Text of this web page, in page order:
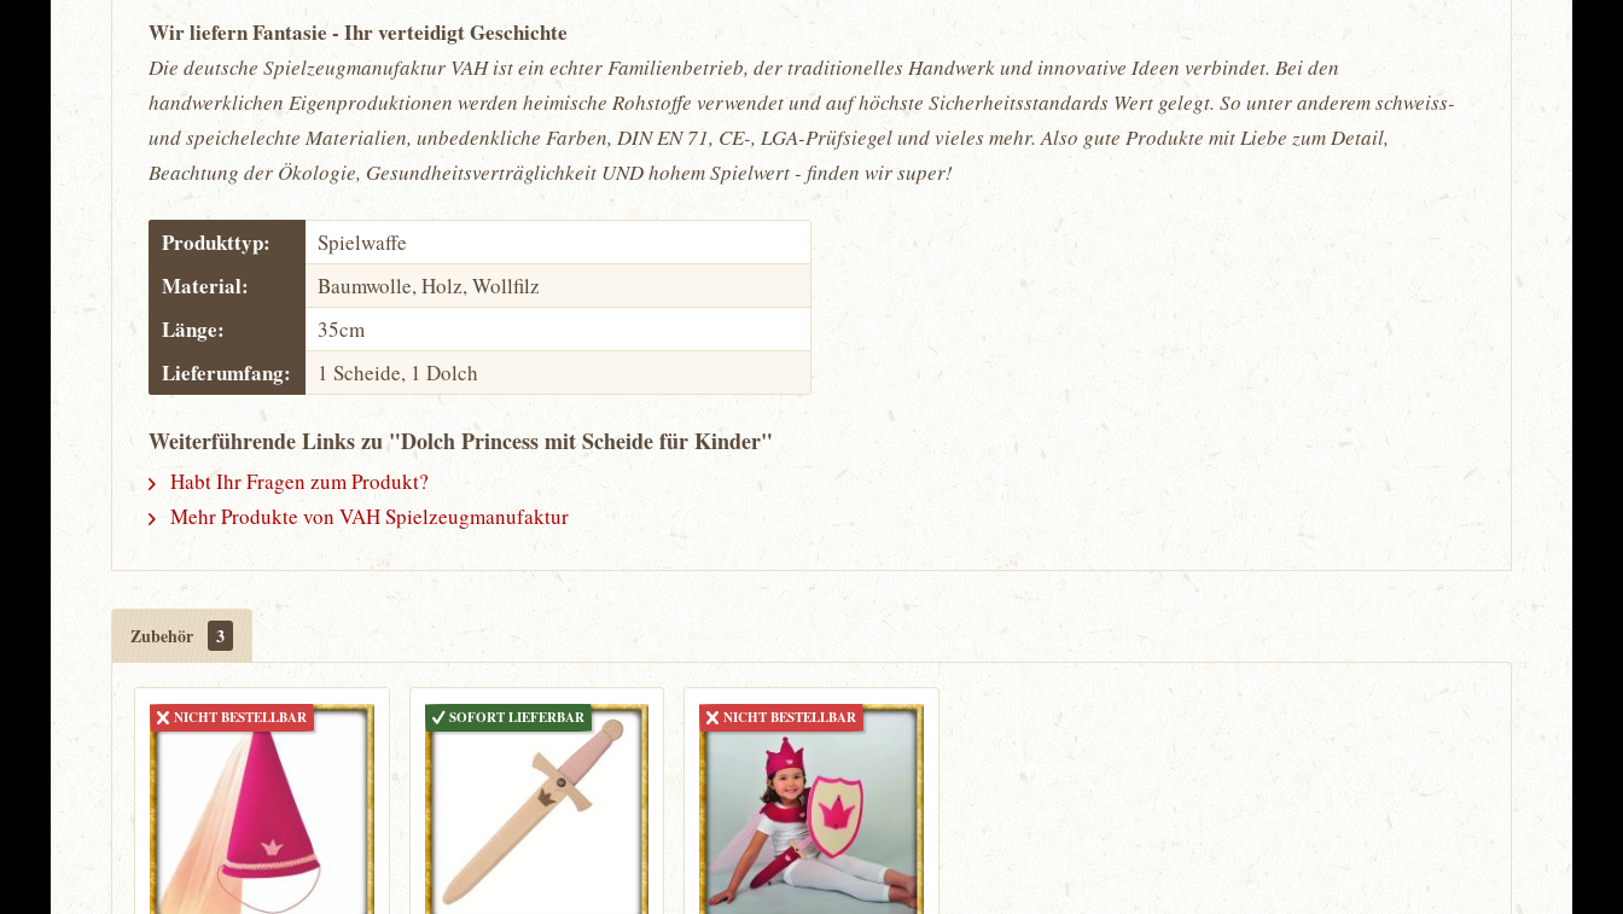
Wir liefern Fantasie - Ihr verteidigt Geschichte
Die deutsche Spielzeugmanufaktur VAH ist ein echter Familienbetrieb, der traditionelles Handwerk und innovative Ideen verbindet. Bei den
handwerklichen Eigenproduktionen werden heimische Rohstoffe verwendet und auf höchste Sicherheitsstandards Wert gelegt. So unter anderem schweiss-
und speichelechte Materialien, unbedenkliche Farben, DIN EN 71, CE-, LGA-Prüfsiegel und vieles mehr. Also gute Produkte mit Liebe zum Detail,
Beachtung der Ökologie, Gesundheitsverträglichkeit UND hohem Spielwert - finden wir super!
Produkttyp: Spielwaffe
Material: Baumwolle, Holz, Wollfilz
Länge: 35cm
Lieferumfang: 1 Scheide, 1 Dolch
Weiterführende Links zu "Dolch Princess mit Scheide für Kinder"
Habt Ihr Fragen zum Produkt?
Mehr Produkte von VAH Spielzeugmanufaktur
Zubehör 3
NICHT BESTELLBAR SOFORT LIEFERBAR NICHT BESTELLBAR